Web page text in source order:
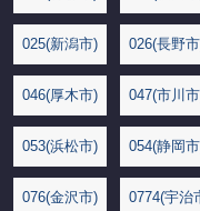
025(新潟市) 026(長野
046(厚木市) 047(市川
053(浜松市) 054(静岡
076(金沢市) 0774(宇治